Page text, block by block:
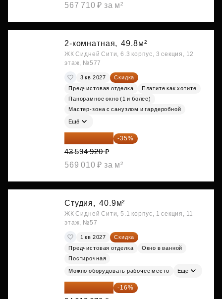
567 710 ₽ за м²
2-комнатная, 49.8м²
ЖК Сидней Сити, 6.3 корпус, 3 секция, 12
этаж, №577
3 кв 2027
Скидка
Предчистовая отделка
Платите как хотите
Панорамное окно (1 и более)
Мастер-зона с санузлом и гардеробной
Ещё
28 336 698 ₽ -35%
43 594 920 ₽
569 010 ₽ за м²
Студия, 40.9м²
ЖК Сидней Сити, 5.1 корпус, 1 секция, 11
этаж, №57
1 кв 2027
Скидка
Предчистовая отделка
Окно в ванной
Постирочная
Можно оборудовать рабочее место Ещё
29 075 483 ₽ -16%